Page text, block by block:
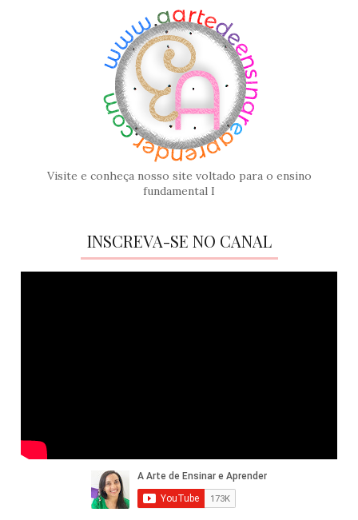
Visite e conheça nosso site voltado para o ensino
fundamental I
INSCREVA-SE NO CANAL